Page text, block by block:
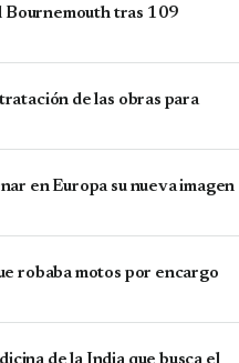
Bournemouth tras 109
de las obras para
en Europa su nueva imagen
robaba motos por encargo